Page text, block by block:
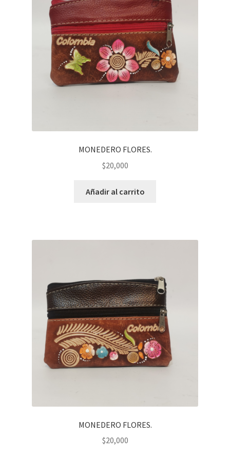
MONEDERO FLORES.
$20,000
Añadir al carrito
MONEDERO FLORES.
$20,000